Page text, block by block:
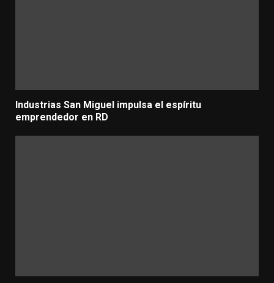
Industrias San Miguel impulsa el espíritu
emprendedor en RD